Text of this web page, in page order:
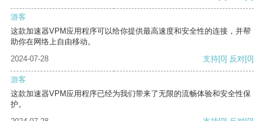
游客
这款加速器VPM应用程序可以给你提供最高速度和安全性的连接，并帮
助你在网络上自由移动。
2024-07-28
支持[0] 反对[0]
游客
这款加速器VPM应用程序已经为我们带来了无限的流畅体验和安全性保
护。